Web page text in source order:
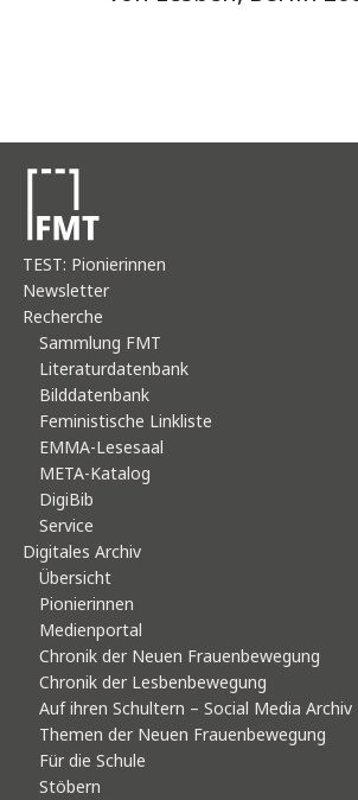
TEST: Pionierinnen
Newsletter
Recherche
Sammlung FMT
Literaturdatenbank
Bilddatenbank
Feministische Linkliste
EMMA-Lesesaal
META-Katalog
DigiBib
Service
Digitales Archiv
Übersicht
Pionierinnen
Medienportal
Chronik der Neuen Frauenbewegung
Chronik der Lesbenbewegung
Auf ihren Schultern – Social Media Archiv
Themen der Neuen Frauenbewegung
Für die Schule
Stöbern